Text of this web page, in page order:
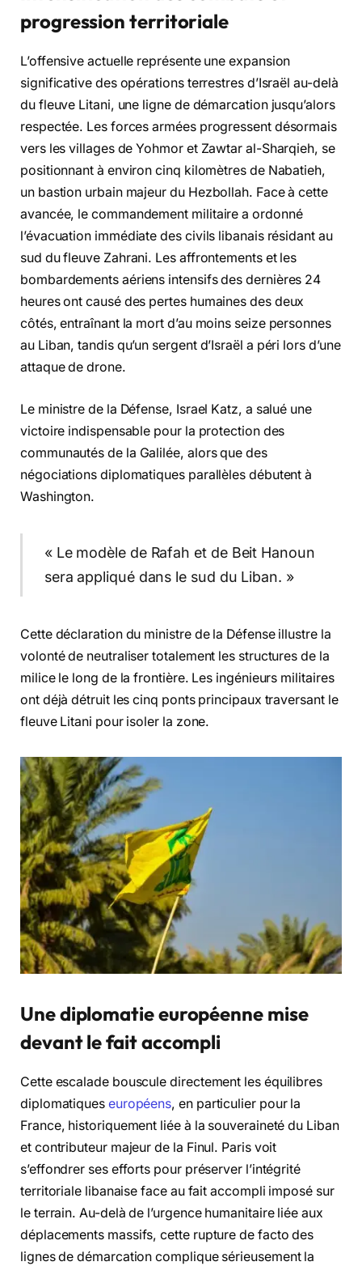
progression territoriale
L’offensive actuelle représente une expansion
significative des opérations terrestres d’Israël au-delà
du fleuve Litani, une ligne de démarcation jusqu’alors
respectée. Les forces armées progressent désormais
vers les villages de Yohmor et Zawtar al-Sharqieh, se
positionnant à environ cinq kilomètres de Nabatieh,
un bastion urbain majeur du Hezbollah. Face à cette
avancée, le commandement militaire a ordonné
l’évacuation immédiate des civils libanais résidant au
sud du fleuve Zahrani. Les affrontements et les
bombardements aériens intensifs des dernières 24
heures ont causé des pertes humaines des deux
côtés, entraînant la mort d’au moins seize personnes
au Liban, tandis qu’un sergent d’Israël a péri lors d’une
attaque de drone.
Le ministre de la Défense, Israel Katz, a salué une
victoire indispensable pour la protection des
communautés de la Galilée, alors que des
négociations diplomatiques parallèles débutent à
Washington.
« Le modèle de Rafah et de Beit Hanoun
sera appliqué dans le sud du Liban. »
Cette déclaration du ministre de la Défense illustre la
volonté de neutraliser totalement les structures de la
milice le long de la frontière. Les ingénieurs militaires
ont déjà détruit les cinq ponts principaux traversant le
fleuve Litani pour isoler la zone.
Une diplomatie européenne mise
devant le fait accompli
Cette escalade bouscule directement les équilibres
diplomatiques européens, en particulier pour la
France, historiquement liée à la souveraineté du Liban
et contributeur majeur de la Finul. Paris voit
s’effondrer ses efforts pour préserver l’intégrité
territoriale libanaise face au fait accompli imposé sur
le terrain. Au-delà de l’urgence humanitaire liée aux
déplacements massifs, cette rupture de facto des
lignes de démarcation complique sérieusement la